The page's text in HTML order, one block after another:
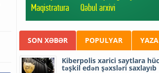
SON XƏBƏR POPULYAR
Kiberpolis xarici saytlara
təşkil edən şəxsləri saxlayıb